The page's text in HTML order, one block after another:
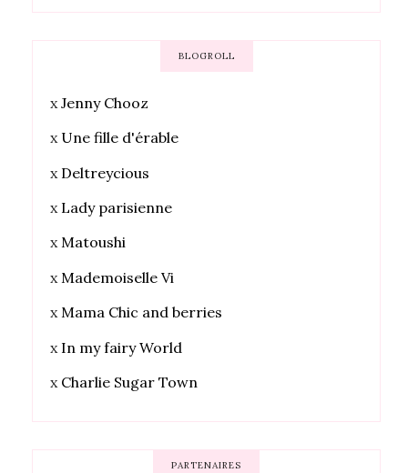
BLOGROLL
x Jenny Chooz
x Une fille d'érable
x Deltreycious
x Lady parisienne
xMatoushi
x Mademoiselle Vi
xMama Chic and berries
x In my fairy World
x Charlie Sugar Town
PARTENAIRES